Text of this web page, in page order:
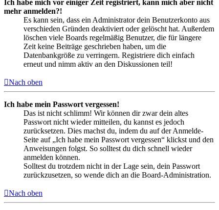
Ich habe mich vor einiger Zeit registriert, kann mich aber nicht
mehr anmelden?!
Es kann sein, dass ein Administrator dein Benutzerkonto aus
verschieden Gründen deaktiviert oder gelöscht hat. Außerdem
löschen viele Boards regelmäßig Benutzer, die für längere
Zeit keine Beiträge geschrieben haben, um die
Datenbankgröße zu verringern. Registriere dich einfach
erneut und nimm aktiv an den Diskussionen teil!
Nach oben
Ich habe mein Passwort vergessen!
Das ist nicht schlimm! Wir können dir zwar dein altes
Passwort nicht wieder mitteilen, du kannst es jedoch
zurücksetzen. Dies machst du, indem du auf der Anmelde-
Seite auf „Ich habe mein Passwort vergessen“ klickst und den
Anweisungen folgst. So solltest du dich schnell wieder
anmelden können.
Solltest du trotzdem nicht in der Lage sein, dein Passwort
zurückzusetzen, so wende dich an die Board-Administration.
Nach oben